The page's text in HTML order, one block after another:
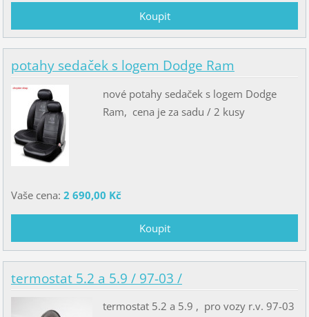
potahy sedaček s logem Dodge Ram
nové potahy sedaček s logem Dodge
Ram, cena je za sadu / 2 kusy
Vaše cena: 2 690,00 Kč
termostat 5.2 a 5.9 / 97-03 /
termostat 5.2 a 5.9 , pro vozy r.v. 97-03